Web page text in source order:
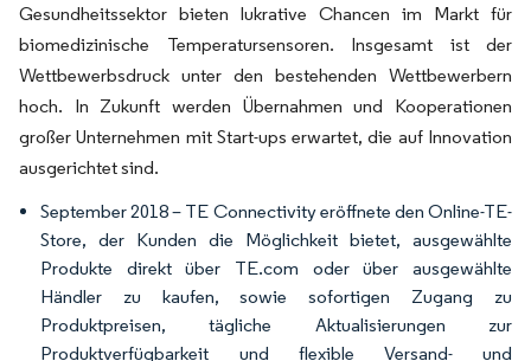
Gesundheitssektor bieten lukrative Chancen im Markt für
biomedizinische Temperatursensoren. Insgesamt ist der
Wettbewerbsdruck unter den bestehenden Wettbewerbern
hoch. In Zukunft werden Übernahmen und Kooperationen
großer Unternehmen mit Start-ups erwartet, die auf Innovation
ausgerichtet sind.
September 2018 – TE Connectivity eröffnete den Online-TE-
Store, der Kunden die Möglichkeit bietet, ausgewählte
Produkte direkt über TE.com oder über ausgewählte
Händler zu kaufen, sowie sofortigen Zugang zu
Produktpreisen, tägliche Aktualisierungen zur
Produktverfügbarkeit und flexible Versand- und